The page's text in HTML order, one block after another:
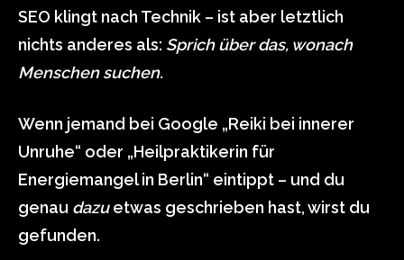
SEO klingt nach Technik – ist aber letztlich
nichts anderes als: Sprich über das, wonach
Menschen suchen.
Wenn jemand bei Google „Reiki bei innerer
Unruhe“ oder „Heilpraktikerin für
Energiemangel in Berlin“ eintippt – und du
genau dazuetwas geschrieben hast, wirst du
gefunden.